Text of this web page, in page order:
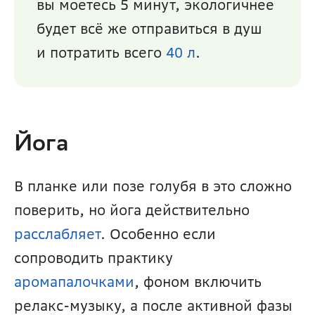
вы моетесь 5 минут, экологичнее
будет всё же отправиться в душ
и потратить всего 40 л.
Йога
В планке или позе голубя в это сложно
расслабляет. Особенно если
аромапалочками, фоном включить
релакс-музыку, а после активной фазы